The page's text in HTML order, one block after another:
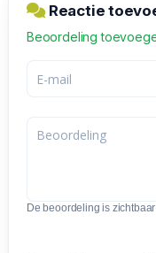
Reactie
Beoordeling
De beoordeling is